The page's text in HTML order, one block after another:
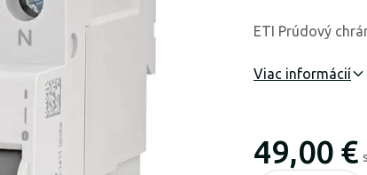
ETI Prúdový
Viac informácií
49,00 €